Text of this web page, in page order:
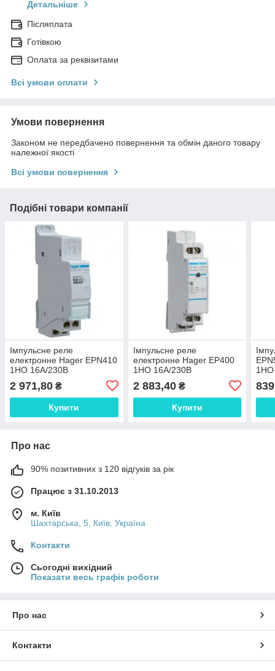
Детальніше
Післяплата
Готівкою
Оплата за реквізитами
Всі умови оплати
Умови повернення
Законом не передбачено повернення та обмін даного товару
належної якості
Всі умови повернення
Подібні товари компанії
Імпульсне реле
електронне Hager EPN410
1НО 16A/230В
2 971,80 ₴
Купити
Імпульсне реле
електронне Hager EP400
1НО 16A/230В
2 883,40₴
Купити
Про нас
90% позитивних з 120 відгуків за рік
Працює з 31.10.2013
м. Київ
Шахтарська, 5, Київ, Україна
Контакти
Сьогодні вихідний
Показати весь графік роботи
Про нас
Контакти